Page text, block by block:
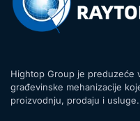
Hightop Group je preduzeće
građevinske mehanizacije
proizvodnju, prodaju i usluge.